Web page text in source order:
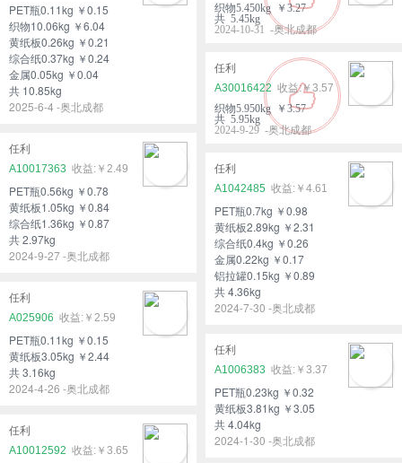
PET瓶0.11kg ￥0.15
织物10.06kg ￥6.04
黄纸板0.26kg ￥0.21
综合纸0.37kg ￥0.24
金属0.05kg ￥0.04
共 10.85kg
2025-6-4 -奥北成都
织物5.450kg ￥3.27
共 5.45kg
2024-10-31 -奥北成都
任利
A30016422
￥3.57
织物5.950kg ￥3.57
共 5.95kg
2024-9-29 -奥北成都
任利
A10017363
￥2.49
PET瓶0.56kg ￥0.78
黄纸板1.05kg ￥0.84
综合纸1.36kg ￥0.87
共 2.97kg
2024-9-27 -奥北成都
任利
A1042485
￥4.61
PET瓶0.7kg ￥0.98
黄纸板2.89kg ￥2.31
综合纸0.4kg ￥0.26
金属0.22kg ￥0.17
铝拉罐0.15kg ￥0.89
共 4.36kg
2024-7-30 -奥北成都
任利
A025906
￥2.59
PET瓶0.11kg ￥0.15
黄纸板3.05kg ￥2.44
共 3.16kg
2024-4-26 -奥北成都
任利
A1006383
￥3.37
PET瓶0.23kg ￥0.32
黄纸板3.81kg ￥3.05
共 4.04kg
2024-1-30 -奥北成都
任利
A10012592
￥3.65